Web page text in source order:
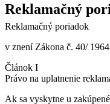
Reklamačný
Reklamačný poriadok
v znení Zákona č. 40/
Článok I
Právo na uplatnenie
Ak sa vyskytne u